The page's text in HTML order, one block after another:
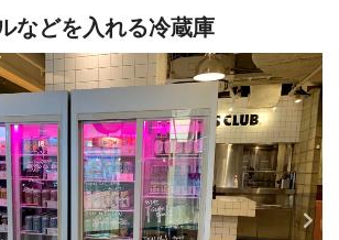
などを入れる冷蔵庫